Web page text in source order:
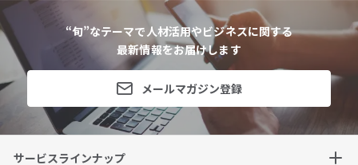
“旬”なテーマで人材活用やビジネスに関する
最新情報をお届けします
メールマガジン登録
サービスラインナップ